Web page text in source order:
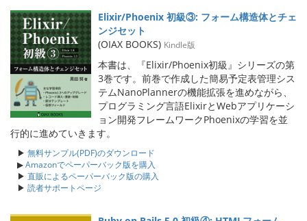
Elixir/Phoenix 初級③: フォーム構造体とチェ
ンジセット
(OIAX BOOKS) Kindle版
本書は、『Elixir/Phoenix初級』シリーズの第
3巻です。前巻で作成した簡易予定表管理シス
テムNanoPlannerの機能拡張を進めながら、
プログラミング言語ElixirとWebアプリケーシ
ョン開発フレームワークPhoenixの学習を並
行的に進めていきます。
▶ 無料サンプル(PDF)のダウンロード
▶Amazonでペーパーバック版を購入
▶ 直販によるペーパーバック版の購入
▶ 読者サポートページ